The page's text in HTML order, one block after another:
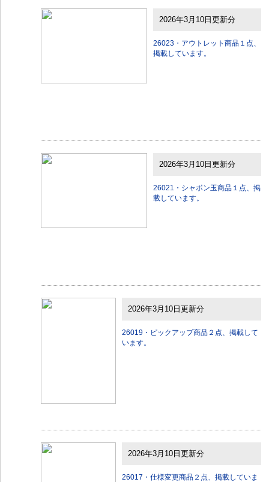
2026年3月10日更新分
26023・アウトレット商品１点、
掲載しています。
2026年3月10日更新分
26021・シャボン玉商品１点、掲
載しています。
2026年3月10日更新分
26019・ピックアップ商品２点、掲載して
います。
2026年3月10日更新分
26017・仕様変更商品２点、掲載していま